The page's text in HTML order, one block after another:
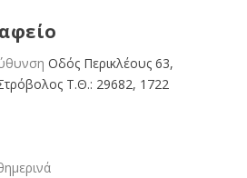
Οδός Περικλέους 63,
Τ.Θ.: 29682, 1722